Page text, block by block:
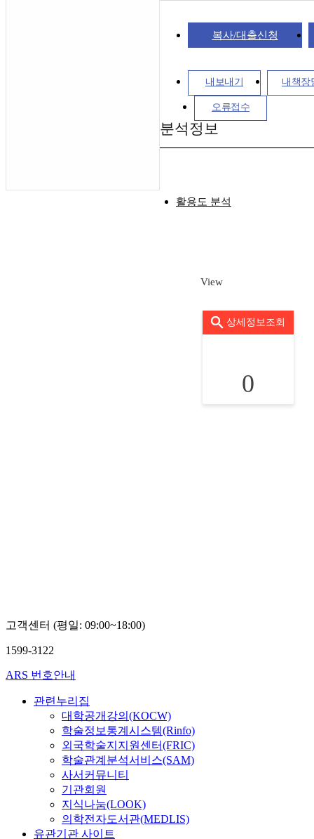
복사/대출신청
내보내기 내책장
오류접수
분석정보
활용도 분석
View
상세정보조회
0
고객센터 (평일: 09:00~18:00)
1599-3122
ARS 번호안내
관련누리집
대학공개강의(KOCW)
학술정보통계시스템(Rinfo)
외국학술지지원센터(FRIC)
학술관계분석서비스(SAM)
사서커뮤니티
기관회원
지식나눔(LOOK)
의학전자도서관(MEDLIS)
유관기관 사이트